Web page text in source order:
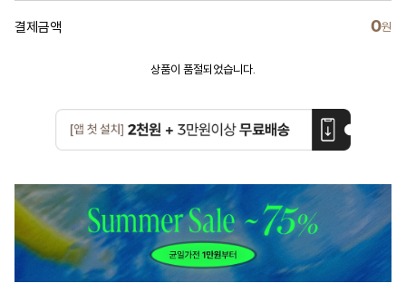
결제금액 0원
상품이 품절되었습니다.